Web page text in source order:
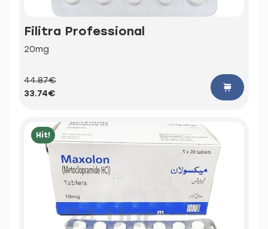
Filitra Professional
20mg
44.87€
33.74€
Hit!